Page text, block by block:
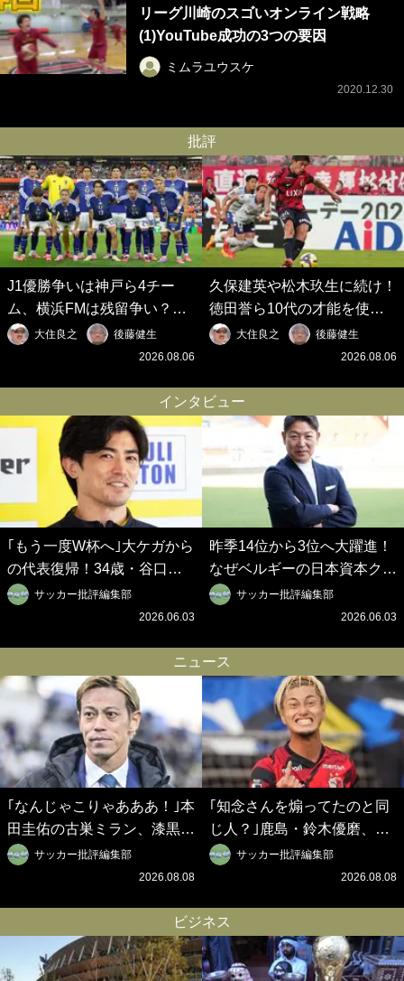
リーグ川崎のスゴいオンライン戦略
(1)YouTube成功の3つの要因
ミムラユウスケ
2020.12.30
批評
J1優勝争いは神戸ら4チー
ム、横浜FMは残留争い？大
混戦のJ2はRB大宮に注目！
歴代最強の日本代表をJリー
の秋春制｣の大激論】(6)
大住良之
後藤健生
2026.08.06
久保建英や松木玖生に続け！
徳田誉ら10代の才能を使い
切れないJクラブの課題と、
｢0円欧州移籍｣撲滅への処方
春制｣の大激論】(5)
大住良之
後藤健生
2026.08.06
インタビュー
｢もう一度W杯へ｣大ケガから
の代表復帰！34歳・谷口彰
悟の奇跡を支えた日本資本の
ベルギークラブ、次なる野望
ロイデン立石敬之CEOの世
界戦略】(2)
サッカー批評編集部
2026.06.03
昨季14位から3位へ大躍進！
なぜベルギーの日本資本クラ
ブは創設102年目に歴史的快
挙を成し遂げられたのか？
之CEOの世界戦略】(1)
サッカー批評編集部
2026.06.03
ニュース
｢なんじゃこりゃあああ！｣本
田圭佑の古巣ミラン、漆黒×
蛍光レッドの超絶クールな新
サードユニに世界が熱狂｢サ
サッカー批評編集部
2026.08.08
｢知念さんを煽ってたのと同
じ人？｣鹿島・鈴木優磨、大
逆転勝利後の“超・優等生イ
ンタビュー”が話題！｢試合中
イケメンやな」
サッカー批評編集部
2026.08.08
ビジネス